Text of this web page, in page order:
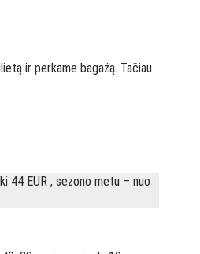
ir perkame bagažą. Tačiau
44 EUR , sezono metu – nuo